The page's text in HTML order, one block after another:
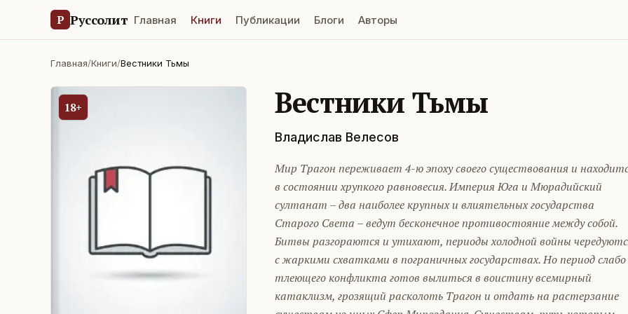
Р Руссолит Главная Книги Публикации Блоги Авторы
Главная/Книги/Вестники Тьмы
18+ Вестники Тьмы
Владислав Велесов
Мир Трагон переживает 4-ю эпоху своего существования и
в состоянии хрупкого равновесия. Империя Юга и Мюрадийский
султанат – два наиболее крупных и влиятельных государства
Старого Света – ведут бесконечное противостояние между собой.
Битвы разгораются и утихают, периоды холодной войны
с жаркими схватками в пограничных государствах. Но период слабо
тлеющего конфликта готов вылиться в воистину всемирный
катаклизм, грозящий расколоть Трагон и отдать на растерзание